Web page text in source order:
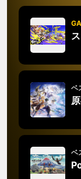
ベ
ベ